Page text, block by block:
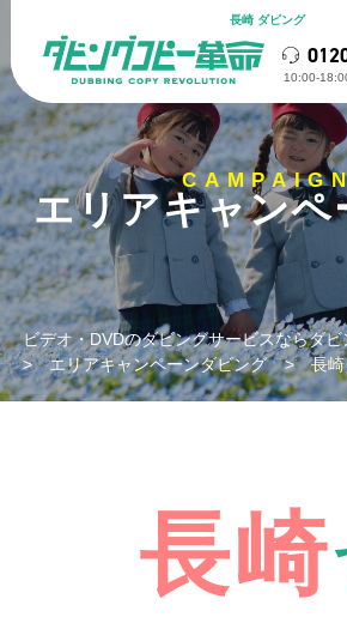
長崎 ダビング
10:00-
エリアキャンペ
ビデオ・DVDのダビングサービスならダ
>エリアキャンペーンダビング>長
長崎